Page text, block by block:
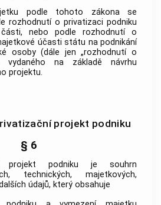
podle tohoto zákona se
rozhodnutí o privatizaci podniku
nebo podle rozhodnutí o
účasti státu na podnikání
osoby (dále jen „rozhodnutí o
vydaného na základě návrhu
projektu.
projekt podniku
§ 6
projekt podniku je souhrn
technických, majetkových,
údajů, který obsahuje